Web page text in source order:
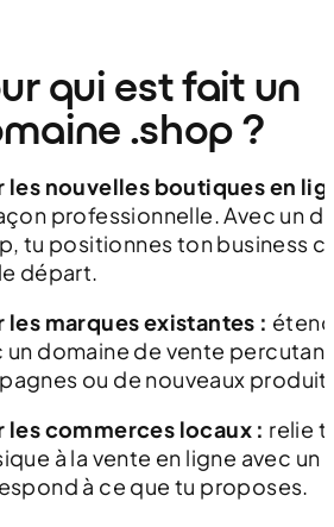
qui est fait un
.shop ?
les nouvelles boutiques en
professionnelle. Avec un
tu positionnes ton business
départ.
les marques existantes :
un domaine de vente
ou de nouveaux
les commerces locaux : relie
à la vente en ligne avec un
à ce que tu proposes.